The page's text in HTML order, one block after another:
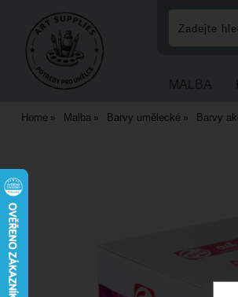
MALBA
Home Malba Barvy umělecké Barvy